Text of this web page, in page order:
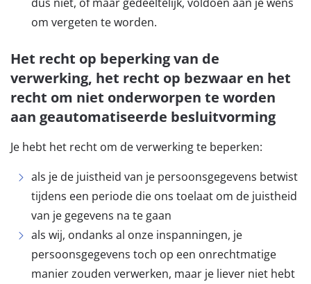
om vergeten te worden.
Het recht op beperking van de
verwerking, het recht op bezwaar en het
recht om niet onderworpen te worden
aan geautomatiseerde besluitvorming
Je hebt het recht om de verwerking te beperken:
als je de juistheid van je persoonsgegevens betwist
tijdens een periode die ons toelaat om de juistheid
van je gegevens na te gaan
als wij, ondanks al onze inspanningen, je
persoonsgegevens toch op een onrechtmatige
manier zouden verwerken, maar je liever niet hebt